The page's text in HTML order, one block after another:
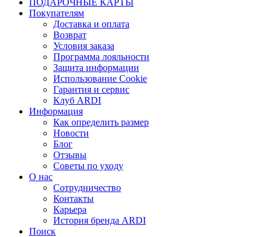
ПОДАРОЧНЫЕ КАРТЫ
Покупателям
Доставка и оплата
Возврат
Условия заказа
Программа лояльности
Защита информации
Использование Cookie
Гарантия и сервис
Клуб ARDI
Информация
Как определить размер
Новости
Блог
Отзывы
Советы по уходу
О нас
Сотрудничество
Контакты
Карьера
История бренда ARDI
Поиск